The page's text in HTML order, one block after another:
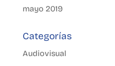
mayo 2019
Categorías
Audiovisual